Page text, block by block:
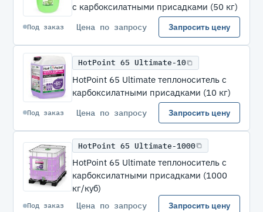
с карбоксилатными присадками (50 кг)
Под заказ Цена по запросу Запросить цену
HotPoint 65 Ultimate-10
HotPoint 65 Ultimate теплоноситель с
карбоксилатными присадками (10 кг)
Под заказ Цена по запросу Запросить цену
HotPoint 65 Ultimate-1000
HotPoint 65 Ultimate теплоноситель с
карбоксилатными присадками (1000
кг/куб)
Под заказ Цена по запросу Запросить цену